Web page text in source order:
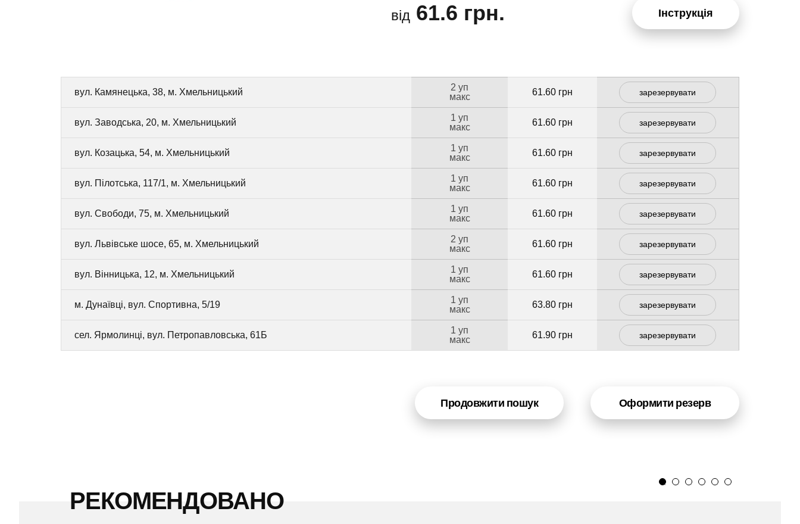
від 61.6 грн. Інструкція
вул. Камянецька, 38, м. Хмельницький
2 уп
макс
61.60 грн зарезервувати
вул. Заводська, 20, м. Хмельницький
1 уп
макс
61.60 грн зарезервувати
вул. Козацька, 54, м. Хмельницький
1 уп
макс
61.60 грн зарезервувати
вул. Пілотська, 117/1, м. Хмельницький
1 уп
макс
61.60 грн зарезервувати
вул. Свободи, 75, м. Хмельницький
1 уп
макс
61.60 грн зарезервувати
вул. Львівське шосе, 65, м. Хмельницький
2 уп
макс
61.60 грн зарезервувати
вул. Вінницька, 12, м. Хмельницький
1 уп
макс
61.60 грн зарезервувати
м. Дунаївці, вул. Спортивна, 5/19
1 уп
макс
63.80 грн зарезервувати
сел. Ярмолинці, вул. Петропавловська, 61Б
1 уп
макс
61.90 грн зарезервувати
Продовжити пошук Оформити резерв
РЕКОМЕНДОВАНО